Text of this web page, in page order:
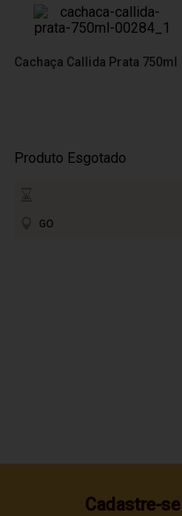
Cachaça Callida Prata 750ml
Produto Esgotado
GO
Cadastre-